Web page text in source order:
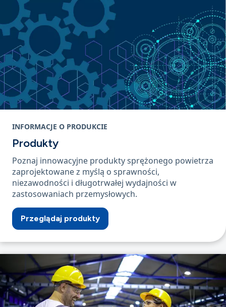
INFORMACJE O PRODUKCIE
Produkty
Poznaj innowacyjne produkty sprężonego powietrza
zaprojektowane z myślą o sprawności,
niezawodności i długotrwałej wydajności w
zastosowaniach przemysłowych.
Przeglądaj produkty